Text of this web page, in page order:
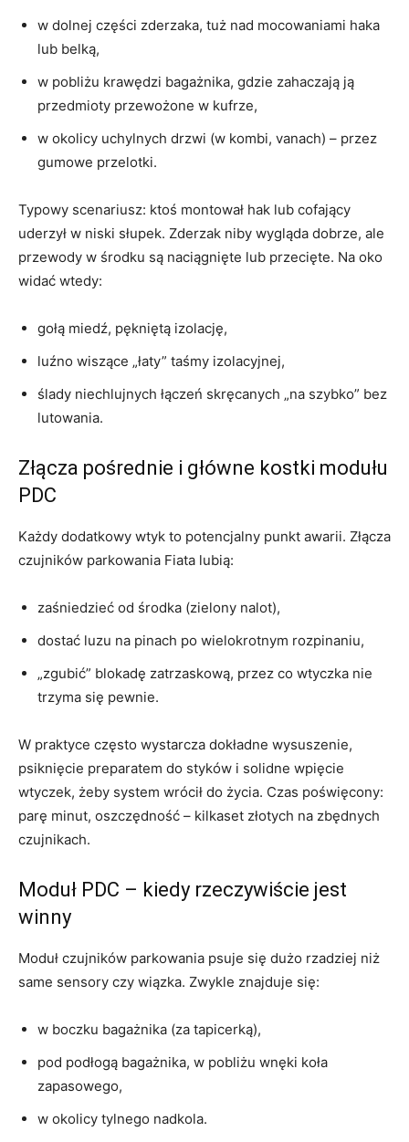
w dolnej części zderzaka, tuż nad mocowaniami haka
lub belką,
w pobliżu krawędzi bagażnika, gdzie zahaczają ją
przedmioty przewożone w kufrze,
w okolicy uchylnych drzwi (w kombi, vanach) – przez
gumowe przelotki.
Typowy scenariusz: ktoś montował hak lub cofający
uderzył w niski słupek. Zderzak niby wygląda dobrze, ale
przewody w środku są naciągnięte lub przecięte. Na oko
widać wtedy:
gołą miedź, pękniętą izolację,
luźno wiszące „łaty” taśmy izolacyjnej,
ślady niechlujnych łączeń skręcanych „na szybko” bez
lutowania.
Złącza pośrednie i główne kostki modułu
PDC
Każdy dodatkowy wtyk to potencjalny punkt awarii. Złącza
czujników parkowania Fiata lubią:
zaśniedzieć od środka (zielony nalot),
dostać luzu na pinach po wielokrotnym rozpinaniu,
„zgubić” blokadę zatrzaskową, przez co wtyczka nie
trzyma się pewnie.
W praktyce często wystarcza dokładne wysuszenie,
psiknięcie preparatem do styków i solidne wpięcie
wtyczek, żeby system wrócił do życia. Czas poświęcony:
parę minut, oszczędność – kilkaset złotych na zbędnych
czujnikach.
Moduł PDC – kiedy rzeczywiście jest
winny
Moduł czujników parkowania psuje się dużo rzadziej niż
same sensory czy wiązka. Zwykle znajduje się:
w boczku bagażnika (za tapicerką),
pod podłogą bagażnika, w pobliżu wnęki koła
zapasowego,
w okolicy tylnego nadkola.